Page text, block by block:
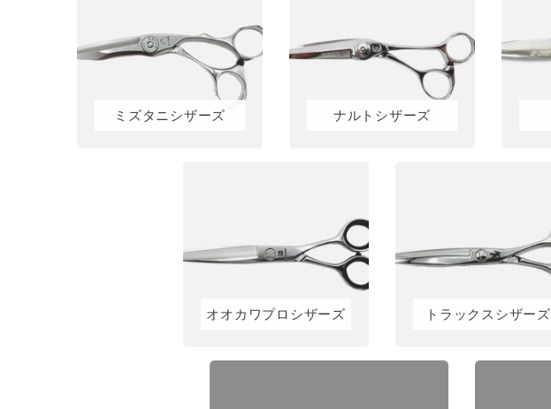
ミズタニシザーズ ナルトシザーズ
オオカワプロシザーズ トラックスシザーズ